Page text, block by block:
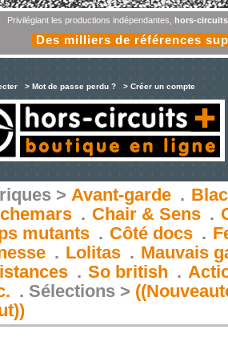
Privilégiant les productions indépendantes, hors-
Des milliers de références
> Mot de passe perdu ? > Créer un compte
> Avant-garde .
. Chair & Sens .
mutants . Côté docs .
. Lolitas . Mauvais
. So british .
. Sélections >